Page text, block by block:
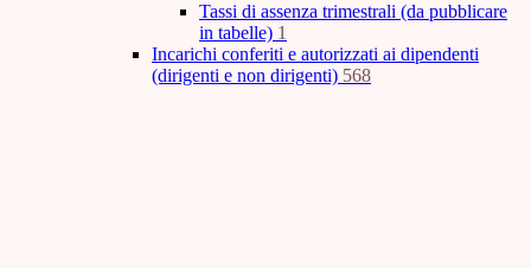
Tassi di assenza trimestrali (da pubblicare
in tabelle) 1
Incarichi conferiti e autorizzati ai dipendenti
(dirigenti e non dirigenti) 568